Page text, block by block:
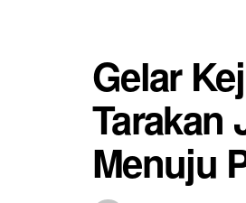
Gelar
Tarakan
Menuju